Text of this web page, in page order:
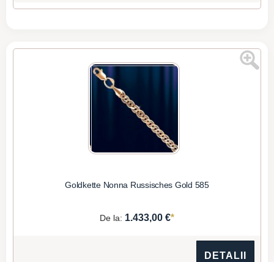
Goldkette Nonna Russisches Gold 585
De la: 1.433,00 €*
DETALII